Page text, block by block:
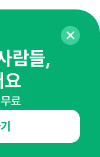
드
의점·알람 앱까지 아이돌을
람들,
요
료